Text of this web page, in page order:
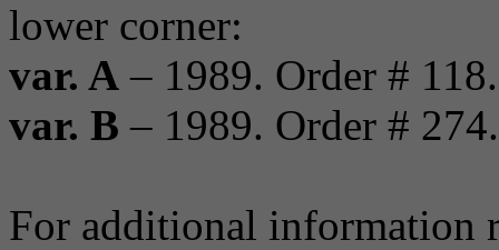
lower corner:
var. A – 1989. Order #
var. B – 1989. Order #
For additional information